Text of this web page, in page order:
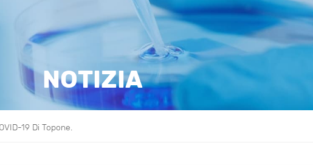
NOTIZIA
19 Di Topone.